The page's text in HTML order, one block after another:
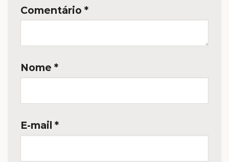
Comentário *
Nome *
E-mail *